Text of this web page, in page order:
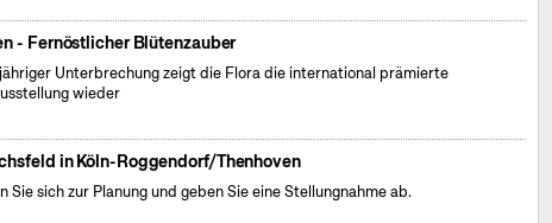
- Fernöstlicher Blütenzauber
Unterbrechung zeigt die Flora die international prämierte
wieder
in Köln-Roggendorf/Thenhoven
Sie sich zur Planung und geben Sie eine Stellungnahme ab.